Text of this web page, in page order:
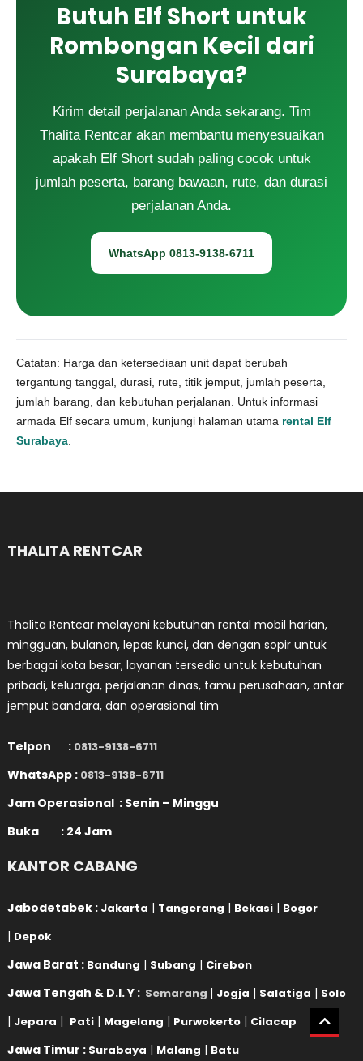
Butuh Elf Short untuk
Rombongan Kecil dari
Surabaya?
Kirim detail perjalanan Anda sekarang. Tim
Thalita Rentcar akan membantu menyesuaikan
apakah Elf Short sudah paling cocok untuk
jumlah peserta, barang bawaan, rute, dan durasi
perjalanan Anda.
WhatsApp 0813-9138-6711
Catatan: Harga dan ketersediaan unit dapat berubah
tergantung tanggal, durasi, rute, titik jemput, jumlah peserta,
jumlah barang, dan kebutuhan perjalanan. Untuk informasi
armada Elf secara umum, kunjungi halaman utama rental Elf
Surabaya
THALITA RENTCAR
Thalita Rentcar melayani kebutuhan rental mobil harian,
mingguan, bulanan, lepas kunci, dan dengan sopir untuk
berbagai kota besar, layanan tersedia untuk kebutuhan
pribadi, keluarga, perjalanan dinas, tamu perusahaan, antar
jemput bandara, dan operasional tim
Telpon : 0813-9138-6711
WhatsApp : 0813-9138-6711
Jam Operasional : Senin – Minggu
Buka : 24 Jam
KANTOR CABANG
Jabodetabek : Jakarta | Tangerang | Bekasi | Bogor
| Depok
Jawa Barat : Bandung | Subang | Cirebon
Jawa Tengah & D.I. Y : Semarang | Jogja | Salatiga | Solo
| Jepara | Pati | Magelang | Purwokerto | Cilacap
Jawa Timur : Surabaya | Malang | Batu